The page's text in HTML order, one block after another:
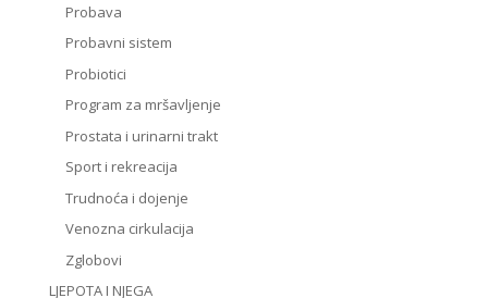
Probava
Probavni sistem
Probiotici
Program za mršavljenje
Prostata i urinarni trakt
Sport i rekreacija
Trudnoća i dojenje
Venozna cirkulacija
Zglobovi
LJEPOTA I NJEGA